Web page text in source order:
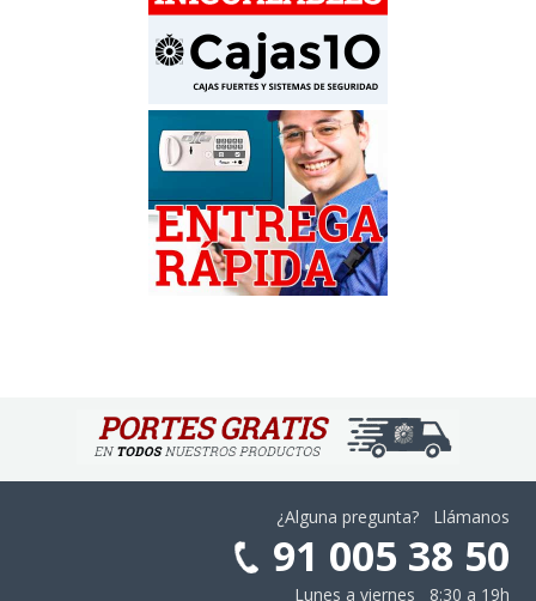
¿Alguna pregunta? Llámanos
91 005 38 50
Lunes a viernes 8:30 a 19h